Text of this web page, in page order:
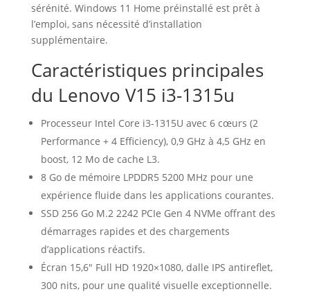
sérénité. Windows 11 Home préinstallé est prêt à
l’emploi, sans nécessité d’installation
supplémentaire.
Caractéristiques principales
du Lenovo V15 i3-1315u
Processeur Intel Core i3-1315U avec 6 cœurs (2
Performance + 4 Efficiency), 0,9 GHz à 4,5 GHz en
boost, 12 Mo de cache L3.
8 Go de mémoire LPDDR5 5200 MHz pour une
expérience fluide dans les applications courantes.
SSD 256 Go M.2 2242 PCIe Gen 4 NVMe offrant des
démarrages rapides et des chargements
d’applications réactifs.
Écran 15,6″ Full HD 1920×1080, dalle IPS antireflet,
300 nits, pour une qualité visuelle exceptionnelle.